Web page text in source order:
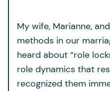
My wife, Marianne,
methods in our
heard about “role
role dynamics that
recognized them